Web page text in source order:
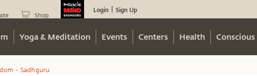
Shop
Login Sign Up
Yoga & Meditation Events Centers Health
- Sadhguru